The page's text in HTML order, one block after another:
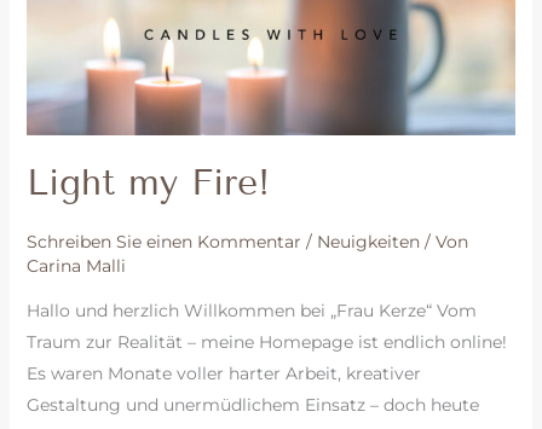
Light my Fire!
Schreiben Sie einen Kommentar / Neuigkeiten/ Von
Carina Malli
Hallo und herzlich Willkommen bei „Frau Kerze“ Vom
Traum zur Realität – meine Homepage ist endlich online!
Es waren Monate voller harter Arbeit, kreativer
Gestaltung und unermüdlichem Einsatz – doch heute